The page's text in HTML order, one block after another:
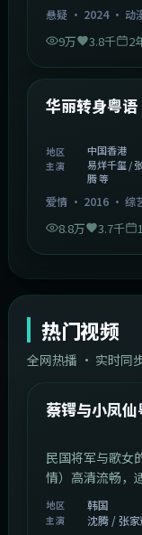
悬疑· 2024· 动
9万 3.8千 2
精选
华丽转身粤语
地区 中国香港
主演
易烊千玺 /
腾 等
爱情· 2016· 综
8.8万 3.7千
热门视频
全网热播 · 实时同
热门
韩国
蔡锷与小凤
民国将军与歌女
情）高清流畅，
地区 韩国
主演
沈腾 / 张